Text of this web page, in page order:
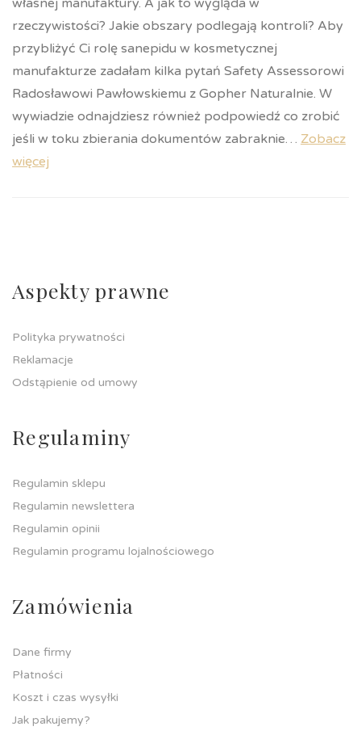
własnej manufaktury. A jak to wygląda w
rzeczywistości? Jakie obszary podlegają kontroli? Aby
przybliżyć Ci rolę sanepidu w kosmetycznej
manufakturze zadałam kilka pytań Safety Assessorowi
Radosławowi Pawłowskiemu z Gopher Naturalnie. W
wywiadzie odnajdziesz również podpowiedź co zrobić
jeśli w toku zbierania dokumentów zabraknie… Zobacz
więcej
Aspekty prawne
Polityka prywatności
Reklamacje
Odstąpienie od umowy
Regulaminy
Regulamin sklepu
Regulamin newslettera
Regulamin opinii
Regulamin programu lojalnościowego
Zamówienia
Dane firmy
Płatności
Koszt i czas wysyłki
Jak pakujemy?